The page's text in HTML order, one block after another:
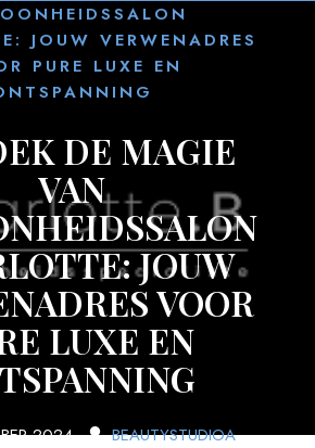
JOUW VERWENADRES
PURE LUXE EN
DE MAGIE
VAN
JOUW
VOOR
LUXE EN
2024
BEAUTYSTUDIOA